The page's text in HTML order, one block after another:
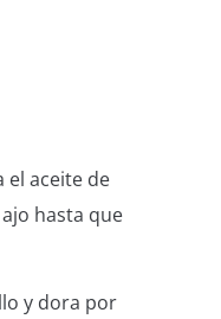
el aceite de
hasta que
y dora por